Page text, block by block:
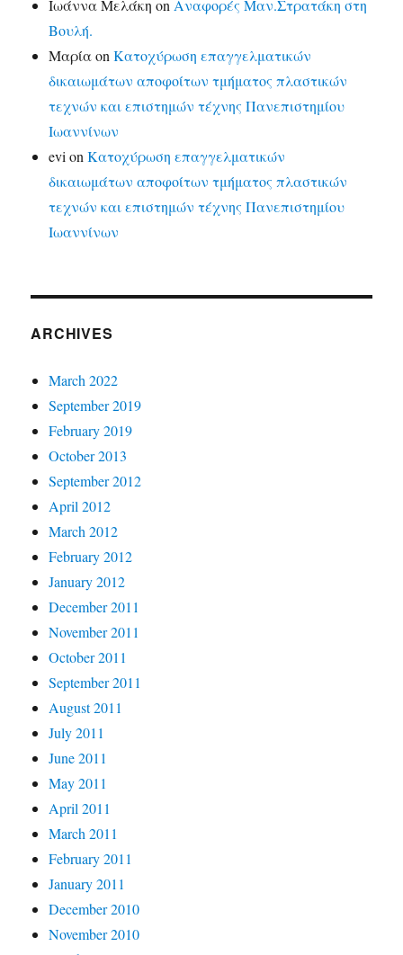
Ιωάννα Μελάκη on Αναφορές Μαν.Στρατάκη στη
Βουλή.
ΜαρίαonΚατοχύρωση επαγγελματικών
δικαιωμάτων αποφοίτων τμήματος πλαστικών
τεχνών και επιστημών τέχνης Πανεπιστημίου
Ιωαννίνων
evi onΚατοχύρωση επαγγελματικών
δικαιωμάτων αποφοίτων τμήματος πλαστικών
τεχνών και επιστημών τέχνης Πανεπιστημίου
Ιωαννίνων
ARCHIVES
March 2022
September 2019
February 2019
October 2013
September 2012
April 2012
March 2012
February 2012
January 2012
December 2011
November 2011
October 2011
September 2011
August 2011
July 2011
June 2011
May 2011
April 2011
March 2011
February 2011
January 2011
December 2010
November 2010